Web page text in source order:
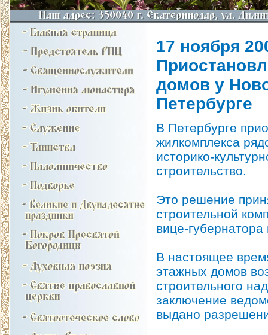
17 ноября
домов у
Петербурге
В Петербурге
жилкомплекса
историко-
строительство.
Это решение
строительной
вице-
В настоящее
этажных домов
строительного
заключение
выдано